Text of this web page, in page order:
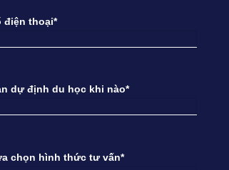
điện thoại*
dự định du học khi nào*
chọn hình thức tư vấn*